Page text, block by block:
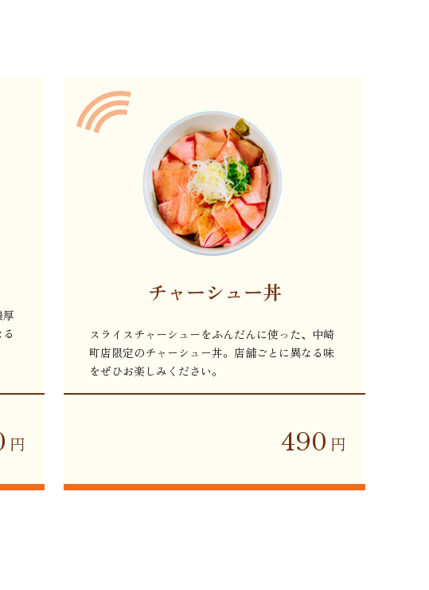
円
チャーシュー丼
スライスチャーシューをふんだんに使った、中崎
町店限定のチャーシュー丼。店舗ごとに異なる味
をぜひお楽しみください。
490 円